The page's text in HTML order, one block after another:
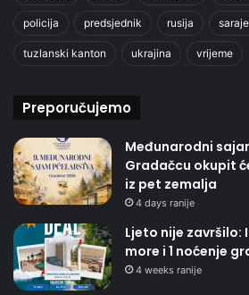
policija predsjednik rusija
tuzlanski kanton ukrajina vrijeme
Preporučujemo
Međunarodni
Gradačcu okupit
iz pet zemalja
4 days ranije
Ljeto nije završilo:
more i 1 noćenje
4 weeks ranije